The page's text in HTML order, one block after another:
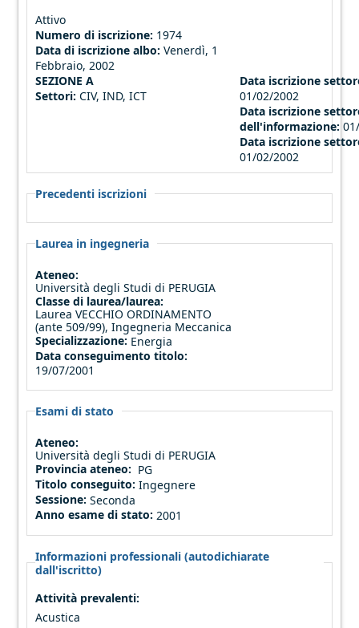
Attivo
Numero di iscrizione: 1974
Data di iscrizione albo: Venerdì, 1
Febbraio, 2002
SEZIONE A
Settori: CIV, IND, ICT
Data iscrizione
01/02/2002
Data iscrizione
dell'informazione:
Data iscrizione
01/02/2002
Precedenti iscrizioni
Laurea in ingegneria
Ateneo:
Università degli Studi di PERUGIA
Classe di laurea/laurea:
Laurea VECCHIO ORDINAMENTO
(ante 509/99), Ingegneria Meccanica
Specializzazione: Energia
Data conseguimento titolo:
19/07/2001
Esami di stato
Ateneo:
Università degli Studi di PERUGIA
Provincia ateneo: PG
Titolo conseguito:Ingegnere
Sessione:Seconda
Anno esame di stato: 2001
Informazioni professionali (autodichiarate
dall'iscritto)
Attività prevalenti:
Acustica